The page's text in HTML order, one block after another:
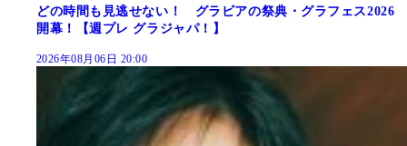
どの時間も見逃せない！ グラビアの祭典・グラフェス2026
開幕！【週プレ グラジャパ！】
2026年08月06日 20:00